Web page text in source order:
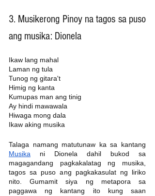
3. Musikerong Pinoy na tagos sa puso
ang musika: Dionela
Ikaw lang mahal
Laman ng tula
Tunog ng gitara't
Himig ng kanta
Kumupas man ang tinig
Ay hindi mawawala
Hiwaga mong dala
Ikaw aking musika
Musika ni Dionela dahil bukod sa
magagandang pagkakalatag ng musika,
tagos sa puso ang pagkakasulat ng liriko
nito. Gumamit siya ng metapora sa
paggawa ng kantang ito kung saan